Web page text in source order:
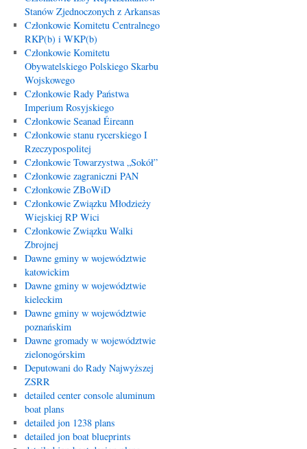
Stanów Zjednoczonych z Arkansas
Członkowie Komitetu Centralnego
RKP(b) i WKP(b)
Członkowie Komitetu
Obywatelskiego Polskiego Skarbu
Wojskowego
Członkowie Rady Państwa
Imperium Rosyjskiego
Członkowie Seanad Éireann
Członkowie stanu rycerskiego I
Rzeczypospolitej
Członkowie Towarzystwa „Sokół”
Członkowie zagraniczni PAN
Członkowie ZBoWiD
Członkowie Związku Młodzieży
Wiejskiej RP Wici
Członkowie Związku Walki
Zbrojnej
Dawne gminy w województwie
katowickim
Dawne gminy w województwie
kieleckim
Dawne gminy w województwie
poznańskim
Dawne gromady w województwie
zielonogórskim
Deputowani do Rady Najwyższej
ZSRR
detailed center console aluminum
boat plans
detailed jon 1238 plans
detailed jon boat blueprints